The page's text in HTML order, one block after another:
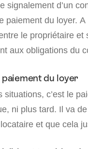
signalement d’un
paiement du loyer.
le propriétaire
aux obligations du
du loyer
situations, c’est le
ni plus tard. Il va
et que cela